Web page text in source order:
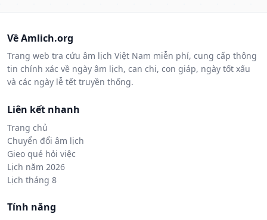
Về Amlich.org
Trang web tra cứu âm lịch Việt Nam miễn phí, cung cấp thông
tin chính xác về ngày âm lịch, can chi, con giáp, ngày tốt xấu
và các ngày lễ tết truyền thống.
Liên kết nhanh
Trang chủ
Chuyển đổi âm lịch
Gieo quẻ hỏi việc
Lịch năm 2026
Lịch tháng 8
Tính năng